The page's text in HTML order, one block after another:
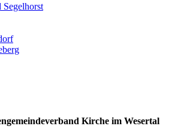
Segelhorst
Kirche im Wesertal